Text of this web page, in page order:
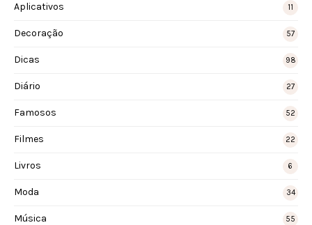
Aplicativos 11
Decoração 57
Dicas 98
Diário 27
Famosos 52
Filmes 22
Livros 6
Moda 34
Música 55